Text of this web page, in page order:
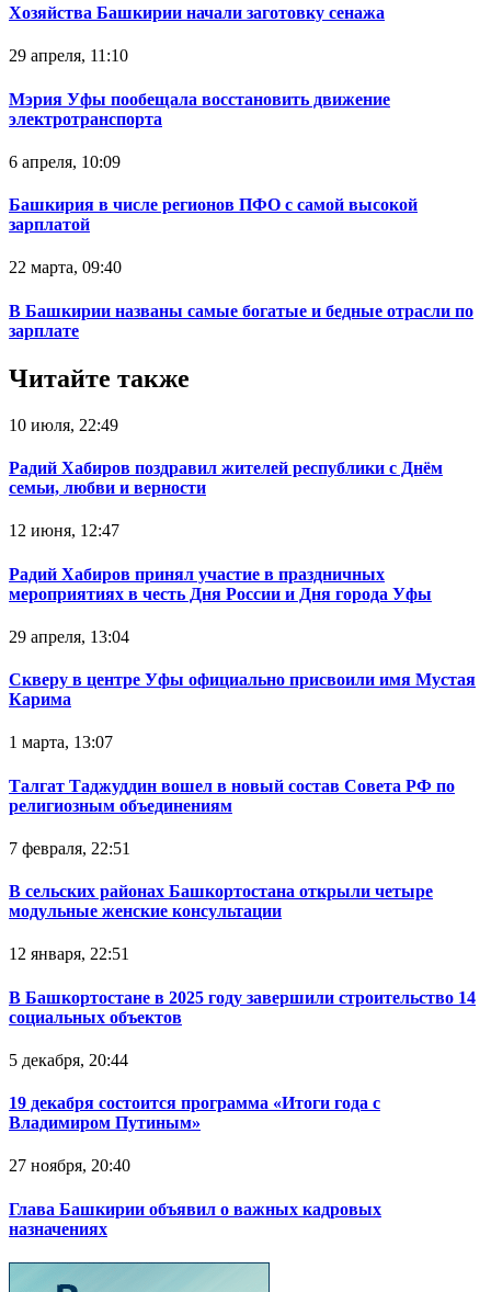
Хозяйства Башкирии начали заготовку сенажа
29 апреля, 11:10
Мэрия Уфы пообещала восстановить движение
электротранспорта
6 апреля, 10:09
Башкирия в числе регионов ПФО с самой высокой
зарплатой
22 марта, 09:40
В Башкирии названы самые богатые и бедные отрасли по
зарплате
Читайте также
10 июля, 22:49
Радий Хабиров поздравил жителей республики с Днём
семьи, любви и верности
12 июня, 12:47
Радий Хабиров принял участие в праздничных
мероприятиях в честь Дня России и Дня города Уфы
29 апреля, 13:04
Скверу в центре Уфы официально присвоили имя Мустая
Карима
1 марта, 13:07
Талгат Таджуддин вошел в новый состав Совета РФ по
религиозным объединениям
7 февраля, 22:51
В сельских районах Башкортостана открыли четыре
модульные женские консультации
12 января, 22:51
В Башкортостане в 2025 году завершили строительство 14
социальных объектов
5 декабря, 20:44
19 декабря состоится программа «Итоги года с
Владимиром Путиным»
27 ноября, 20:40
Глава Башкирии объявил о важных кадровых
назначениях